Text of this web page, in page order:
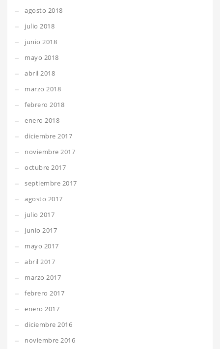
agosto 2018
julio 2018
junio 2018
mayo 2018
abril 2018
marzo 2018
febrero 2018
enero 2018
diciembre 2017
noviembre 2017
octubre 2017
septiembre 2017
agosto 2017
julio 2017
junio 2017
mayo 2017
abril 2017
marzo 2017
febrero 2017
enero 2017
diciembre 2016
noviembre 2016